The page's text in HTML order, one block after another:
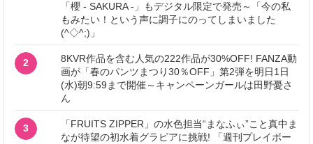
「櫻 - SAKURA -」もデジタル限定で発売～「今の私
もみたい！という声に調子にのってしまいました
(^◇^;)」
2
8KVR作品を含む人気の222作品が30%OFF! FANZA動
画が「春のパンツまつり30％OFF」第2弾を明日1日
(水)朝9:59まで開催～キャンペーンガールは田野憂さ
ん
3
「FRUITS ZIPPER」の水色担当“まなふぃ”こと真中ま
なが待望の初水着グラビアに挑戦! 「週刊プレイボー